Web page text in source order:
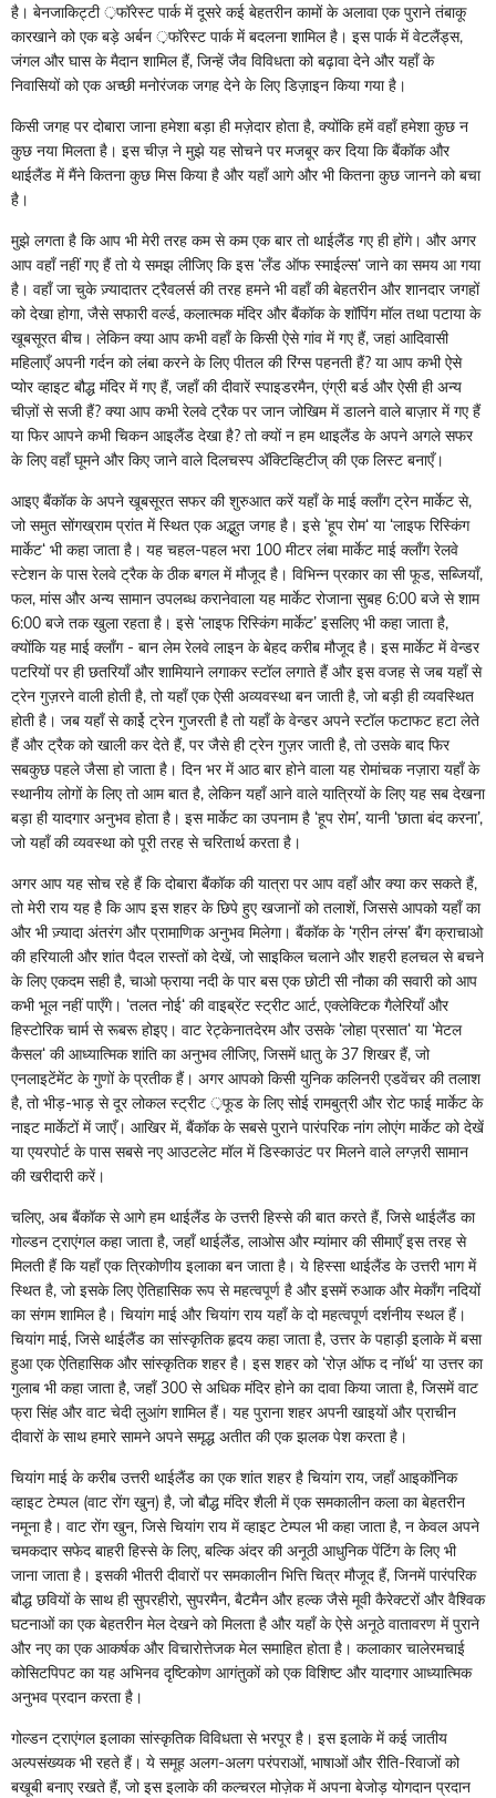
है। बेनजाकिट्टी ़फॉरेस्ट पार्क में दूसरे कई बेहतरीन कामों के अलावा एक पुराने तंबाकू
कारखाने को एक बड़े अर्बन ़फॉरेस्ट पार्क में बदलना शामिल है। इस पार्क में वेटलैंड्स,
जंगल और घास के मैदान शामिल हैं, जिन्हें जैव विविधता को बढ़ावा देने और यहाँ के
निवासियों को एक अच्छी मनोरंजक जगह देने के लिए डिज़ाइन किया गया है।
किसी जगह पर दोबारा जाना हमेशा बड़ा ही मज़ेदार होता है, क्योंकि हमें वहाँ हमेशा कुछ न
कुछ नया मिलता है। इस चीज़ ने मुझे यह सोचने पर मजबूर कर दिया कि बैंकॉक और
थाईलैंड में मैंने कितना कुछ मिस किया है और यहाँ आगे और भी कितना कुछ जानने को बचा
है।
मुझे लगता है कि आप भी मेरी तरह कम से कम एक बार तो थाईलैंड गए ही होंगे। और अगर
आप वहाँ नहीं गए हैं तो ये समझ लीजिए कि इस ‌‘लँड ऑफ स्माईल्स‌‘ जाने का समय आ गया
है। वहाँ जा चुके ज़्यादातर ट्रैवलर्स की तरह हमने भी वहाँ की बेहतरीन और शानदार जगहों
को देखा होगा, जैसे सफारी वर्ल्ड, कलात्मक मंदिर और बैंकॉक के शॉपिंग मॉल तथा पटाया के
खूबसूरत बीच। लेकिन क्या आप कभी वहाँ के किसी ऐसे गांव में गए हैं, जहां आदिवासी
महिलाएँ अपनी गर्दन को लंबा करने के लिए पीतल की रिंग्स पहनती हैं? या आप कभी ऐसे
प्योर व्हाइट बौद्ध मंदिर में गए हैं, जहाँ की दीवारें स्पाइडरमैन, एंग्री बर्ड और ऐसी ही अन्य
चीज़ों से सजी हैं? क्या आप कभी रेलवे ट्रैक पर जान जोखिम में डालने वाले बाज़ार में गए हैं
या फिर आपने कभी चिकन आइलैंड देखा है? तो क्यों न हम थाइलैंड के अपने अगले सफर
के लिए वहाँ घूमने और किए जाने वाले दिलचस्प ॲक्टिव्हिटीज्‌‍ की एक लिस्ट बनाएँ।
आइए बैंकॉक के अपने खूबसूरत सफर की शुरुआत करें यहाँ के माई क्लाँग ट्रेन मार्केट से,
जो समुत सोंगख्राम प्रांत में स्थित एक अद्भुत जगह है। इसे ‌‘हूप रोम‌‘ या ‌‘लाइफ रिस्किंग
मार्केट‌‘ भी कहा जाता है। यह चहल-पहल भरा 100 मीटर लंबा मार्केट माई क्लाँग रेलवे
स्टेशन के पास रेलवे ट्रैक के ठीक बगल में मौजूद है। विभिन्न प्रकार का सी फूड, सब्जियाँ,
फल, मांस और अन्य सामान उपलब्ध करानेवाला यह मार्केट रोजाना सुबह 6:00 बजे से शाम
6:00 बजे तक खुला रहता है। इसे ‌‘लाइफ रिस्किंग मार्केट‌’ इसलिए भी कहा जाता है,
क्योंकि यह माई क्लाँग - बान लेम रेलवे लाइन के बेहद करीब मौजूद है। इस मार्केट में वेन्डर
पटरियों पर ही छतरियाँ और शामियाने लगाकर स्टॉल लगाते हैं और इस वजह से जब यहाँ से
ट्रेन गुज़रने वाली होती है, तो यहाँ एक ऐसी अव्यवस्था बन जाती है, जो बड़ी ही व्यवस्थित
होती है। जब यहाँ से काईे ट्रेन गुजरती है तो यहाँ के वेन्डर अपने स्टॉल फटाफट हटा लेते
हैं और ट्रैक को खाली कर देते हैं, पर जैसे ही ट्रेन गुज़र जाती है, तो उसके बाद फिर
सबकुछ पहले जैसा हो जाता है। दिन भर में आठ बार होने वाला यह रोमांचक नज़ारा यहाँ के
स्थानीय लोगों के लिए तो आम बात है, लेकिन यहाँ आने वाले यात्रियों के लिए यह सब देखना
बड़ा ही यादगार अनुभव होता है। इस मार्केट का उपनाम है ‌‘हूप रोम‌’, यानी ‌‘छाता बंद करना‌’,
जो यहाँ की व्यवस्था को पूरी तरह से चरितार्थ करता है।
अगर आप यह सोच रहे हैं कि दोबारा बैंकॉक की यात्रा पर आप वहाँ और क्या कर सकते हैं,
तो मेरी राय यह है कि आप इस शहर के छिपे हुए खजानों को तलाशें, जिससे आपको यहाँ का
और भी ज़्यादा अंतरंग और प्रामाणिक अनुभव मिलेगा। बैंकॉक के ‌‘ग्रीन लंग्स‌’ बैंग क्राचाओ
की हरियाली और शांत पैदल रास्तों को देखें, जो साइकिल चलाने और शहरी हलचल से बचने
के लिए एकदम सही है, चाओ फ्राया नदी के पार बस एक छोटी सी नौका की सवारी को आप
कभी भूल नहीं पाएँगे। ‌‘तलत नोई‌‘ की वाइब्रेंट स्ट्रीट आर्ट, एक्लेक्टिक गैलेरियाँ और
हिस्टोरिक चार्म से रूबरू होइए। वाट रेट्केनातदेरम और उसके ‌‘लोहा प्रसात‌‘ या ‌‘मेटल
कैसल‌‘ की आध्यात्मिक शांति का अनुभव लीजिए, जिसमें धातु के 37 शिखर हैं, जो
एनलाइटेंमेंट के गुणों के प्रतीक हैं। अगर आपको किसी युनिक कलिनरी एडवेंचर की तलाश
है, तो भीड़-भाड़ से दूर लोकल स्ट्रीट ़फूड के लिए सोई रामबुत्री और रोट फाई मार्केट के
नाइट मार्केटों में जाएँ। आखिर में, बैंकॉक के सबसे पुराने पारंपरिक नांग लोएंग मार्केट को देखें
या एयरपोर्ट के पास सबसे नए आउटलेट मॉल में डिस्काउंट पर मिलने वाले लग्ज़री सामान
की खरीदारी करें।
चलिए, अब बैंकॉक से आगे हम थाईलैंड के उत्तरी हिस्से की बात करते हैं, जिसे थाईलैंड का
गोल्डन ट्राएंगल कहा जाता है, जहाँ थाईलैंड, लाओस और म्यांमार की सीमाएँ इस तरह से
मिलती हैं कि यहाँ एक त्रिकोणीय इलाका बन जाता है। ये हिस्सा थाईलैंड के उत्तरी भाग में
स्थित है, जो इसके लिए ऐतिहासिक रूप से महत्वपूर्ण है और इसमें रुआक और मेकाँग नदियों
का संगम शामिल है। चियांग माई और चियांग राय यहाँ के दो महत्वपूर्ण दर्शनीय स्थल हैं।
चियांग माई, जिसे थाईलैंड का सांस्कृतिक हृदय कहा जाता है, उत्तर के पहाड़ी इलाके में बसा
हुआ एक ऐतिहासिक और सांस्कृतिक शहर है। इस शहर को ‌‘रोज़ ऑफ द नॉर्थ‌‘ या उत्तर का
गुलाब भी कहा जाता है, जहाँ 300 से अधिक मंदिर होने का दावा किया जाता है, जिसमें वाट
फ्रा सिंह और वाट चेदी लुआंग शामिल हैं। यह पुराना शहर अपनी खाइयों और प्राचीन
दीवारों के साथ हमारे सामने अपने समृद्ध अतीत की एक झलक पेश करता है।
चियांग माई के करीब उत्तरी थाईलैंड का एक शांत शहर है चियांग राय, जहाँ आइकॉनिक
व्हाइट टेम्पल (वाट रोंग खुन) है, जो बौद्ध मंदिर शैली में एक समकालीन कला का बेहतरीन
नमूना है। वाट रोंग खुन, जिसे चियांग राय में व्हाइट टेम्पल भी कहा जाता है, न केवल अपने
चमकदार सफेद बाहरी हिस्से के लिए, बल्कि अंदर की अनूठी आधुनिक पेंटिंग के लिए भी
जाना जाता है। इसकी भीतरी दीवारों पर समकालीन भित्ति चित्र मौजूद हैं, जिनमें पारंपरिक
बौद्ध छवियों के साथ ही सुपरहीरो, सुपरमैन, बैटमैन और हल्क जैसे मूवी कैरेक्टरों और वैश्विक
घटनाओं का एक बेहतरीन मेल देखने को मिलता है और यहाँ के ऐसे अनूठे वातावरण में पुराने
और नए का एक आकर्षक और विचारोत्तेजक मेल समाहित होता है। कलाकार चालेरमचाई
कोसिटपिपट का यह अभिनव दृष्टिकोण आगंतुकों को एक विशिष्ट और यादगार आध्यात्मिक
अनुभव प्रदान करता है।
गोल्डन ट्राएंगल इलाका सांस्कृतिक विविधता से भरपूर है। इस इलाके में कई जातीय
अल्पसंख्यक भी रहते हैं। ये समूह अलग-अलग परंपराओं, भाषाओं और रीति-रिवाजों को
बखूबी बनाए रखते हैं, जो इस इलाके की कल्चरल मोज़ेक में अपना बेजोड़ योगदान प्रदान